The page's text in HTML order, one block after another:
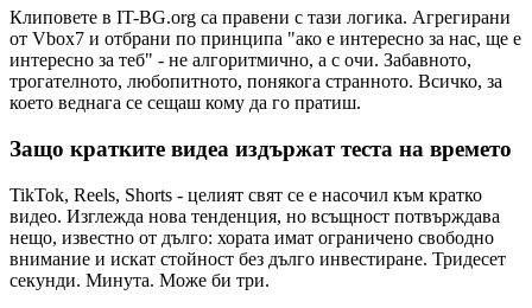
Клиповете в IT-BG.org са правени с тази логика. Агрегирани
от Vbox7 и отбрани по принципа "ако е интересно за нас, ще е
интересно за теб" - не алгоритмично, а с очи. Забавното,
трогателното, любопитното, понякога странното. Всичко, за
което веднага се сещаш кому да го пратиш.
Защо кратките видеа издържат теста на времето
TikTok, Reels, Shorts - целият свят се е насочил към кратко
видео. Изглежда нова тенденция, но всъщност потвърждава
нещо, известно от дълго: хората имат ограничено свободно
внимание и искат стойност без дълго инвестиране. Тридесет
секунди. Минута. Може би три.